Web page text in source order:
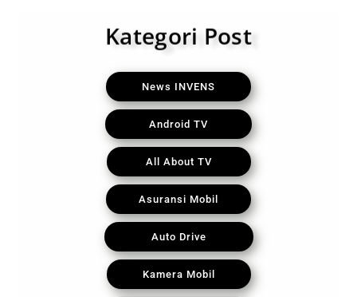
Kategori Post
News INVENS
Android TV
All About TV
Asuransi Mobil
Auto Drive
Kamera Mobil